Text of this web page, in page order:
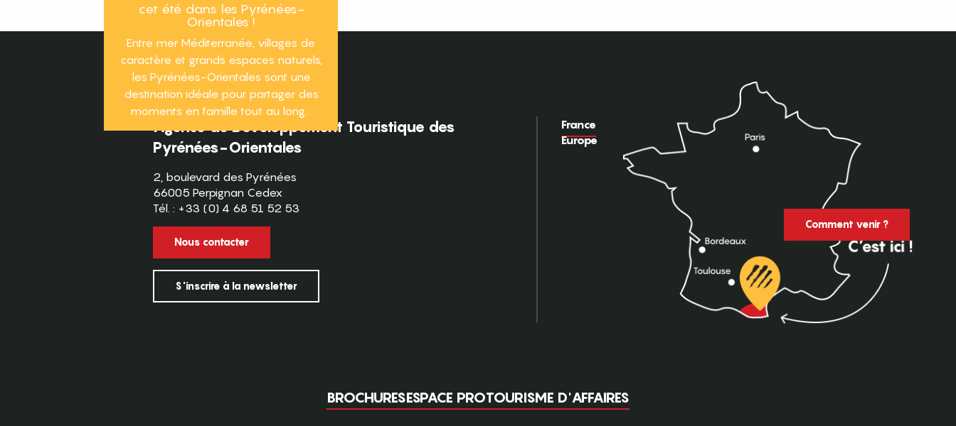
cet été dans les Pyrénées-
Orientales !
Entre mer Méditerranée, villages de
caractère et grands espaces naturels,
les Pyrénées-Orientales sont une
destination idéale pour partager des
moments en famille tout au long...
Agence de Développement Touristique des
Pyrénées-Orientales
2, boulevard des Pyrénées
66005 Perpignan Cedex
Tél. : +33 (0) 4 68 51 52 53
Nous contacter
S'inscrire à la newsletter
France
Europe
Comment venir ?
BROCHURESESPACE PROTOURISME D'AFFAIRES